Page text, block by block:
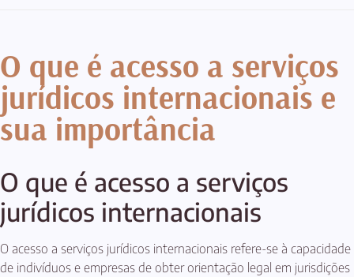
O que é acesso a serviços
jurídicos internacionais e
sua importância
O que é acesso a serviços
jurídicos internacionais
O acesso a serviços jurídicos internacionais refere-se à capacidade
de indivíduos e empresas de obter orientação legal em jurisdições